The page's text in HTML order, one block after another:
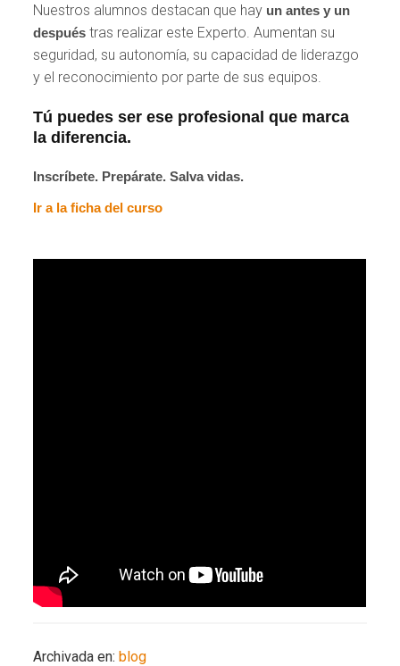
Nuestros alumnos destacan que hay un antes y un
después tras realizar este Experto. Aumentan su
seguridad, su autonomía, su capacidad de liderazgo
y el reconocimiento por parte de sus equipos.
Tú puedes ser ese profesional que marca
la diferencia.
Inscríbete. Prepárate. Salva vidas.
Ir a la ficha del curso
Archivada en:blog